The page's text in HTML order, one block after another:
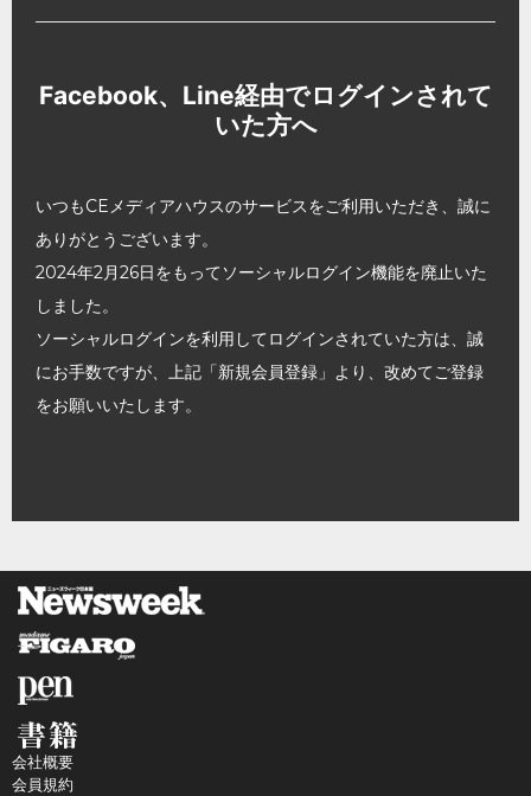
Facebook、Line経由でログインされて
いた方へ
いつもCEメディアハウスのサービスをご利用いただき、誠に
ありがとうございます。
2024年2月26日をもってソーシャルログイン機能を廃止いた
しました。
ソーシャルログインを利用してログインされていた方は、誠
にお手数ですが、上記「新規会員登録」より、改めてご登録
をお願いいたします。
会社概要
会員規約